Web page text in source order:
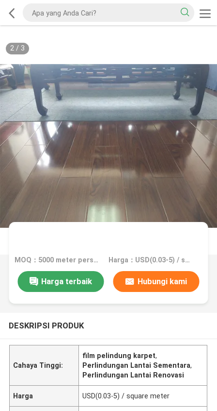
2/ 3
MOQ：5000 meter persegi, 10.000 meter persegi dengan percetakan Harga：USD(0.03-5) / square meter
Harga terbaik Hubungi kami
DESKRIPSI PRODUK
Cahaya Tinggi:
film pelindung karpet,
Perlindungan Lantai Sementara,
Perlindungan Lantai Renovasi
Harga USD(0.03-5) / square meter